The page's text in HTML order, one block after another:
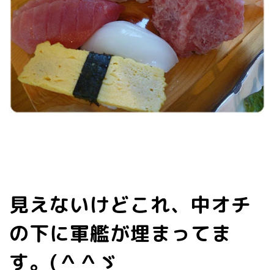
見えないけどこれ、中オチ
の下に軍艦が埋まってま
す。(＾＾ゞ